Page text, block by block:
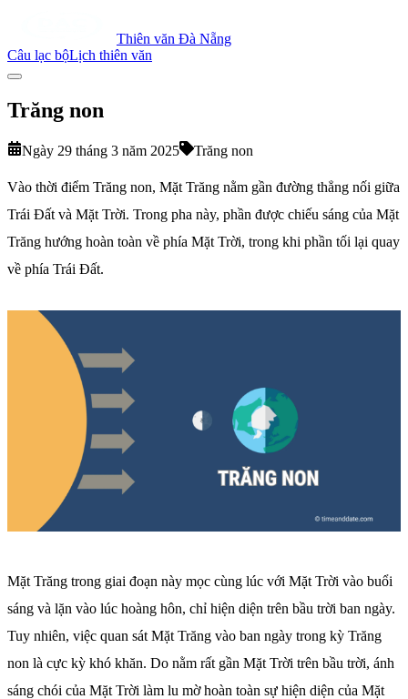
Thiên văn Đà Nẵng
Câu lạc bộLịch thiên văn
Trăng non
Ngày 29 tháng 3 năm 2025 Trăng non
Vào thời điểm Trăng non, Mặt Trăng nằm gần đường thẳng nối giữa
Trái Đất và Mặt Trời. Trong pha này, phần được chiếu sáng của Mặt
Trăng hướng hoàn toàn về phía Mặt Trời, trong khi phần tối lại quay
về phía Trái Đất.
Mặt Trăng trong giai đoạn này mọc cùng lúc với Mặt Trời vào buổi
sáng và lặn vào lúc hoàng hôn, chỉ hiện diện trên bầu trời ban ngày.
Tuy nhiên, việc quan sát Mặt Trăng vào ban ngày trong kỳ Trăng
non là cực kỳ khó khăn. Do nằm rất gần Mặt Trời trên bầu trời, ánh
sáng chói của Mặt Trời làm lu mờ hoàn toàn sự hiện diện của Mặt